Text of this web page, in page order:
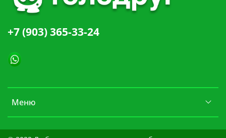
Меню
+7 (903) 365-33-24